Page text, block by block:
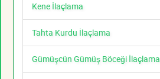
Kene İlaçlama
Tahta Kurdu İlaçlama
Gümüşcün Gümüş Böceği İlaçlama